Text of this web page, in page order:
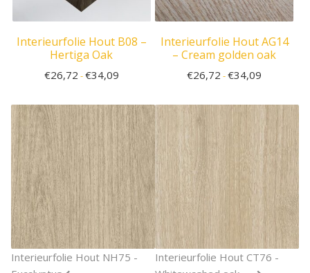
Interieurfolie Hout B08 –
Hertiga Oak
€26,72 -€34,09
Interieurfolie Hout AG14
– Cream golden oak
€26,72 -€34,09
Interieurfolie Hout NH75 -
Interieurfolie Hout CT76 -